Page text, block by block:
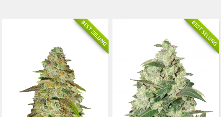
BEST SELLING BEST SELLING